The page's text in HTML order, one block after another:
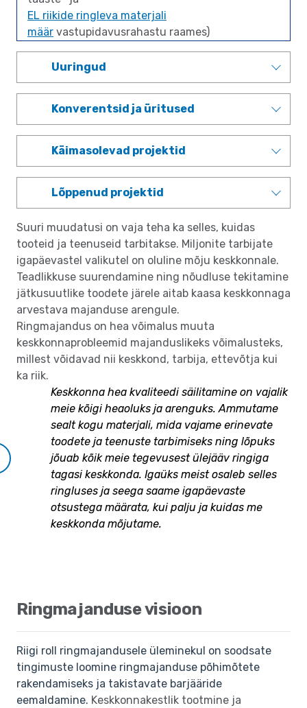
EL riikide ringleva materjali
määr vastupidavusrahastu raames)
Uuringud
Konverentsid ja üritused
Käimasolevad projektid
Lõppenud projektid
Suuri muudatusi on vaja teha ka selles, kuidas
tooteid ja teenuseid tarbitakse. Miljonite tarbijate
igapäevastel valikutel on oluline mõju keskkonnale.
Teadlikkuse suurendamine ning nõudluse tekitamine
jätkusuutlike toodete järele aitab kaasa keskkonnaga
arvestava majanduse arengule.
Ringmajandus on hea võimalus muuta
keskkonnaprobleemid majanduslikeks võimalusteks,
millest võidavad nii keskkond, tarbija, ettevõtja kui
ka riik.
Keskkonna hea kvaliteedi säilitamine on vajalik
meie kõigi heaoluks ja arenguks. Ammutame
sealt kogu materjali, mida vajame erinevate
toodete ja teenuste tarbimiseks ning lõpuks
jõuab kõik meie tegevusest ülejääv ringiga
tagasi keskkonda. Igaüks meist osaleb selles
ringluses ja seega saame igapäevaste
otsustega määrata, kui palju ja kuidas me
keskkonda mõjutame.
Ringmajanduse visioon
Riigi roll ringmajandusele üleminekul on soodsate
tingimuste loomine ringmajanduse põhimõtete
rakendamiseks ja takistavate barjääride
eemaldamine. Keskkonnakestlik tootmine ja